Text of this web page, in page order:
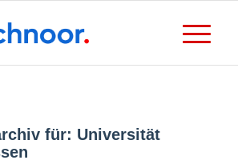
für: Universität